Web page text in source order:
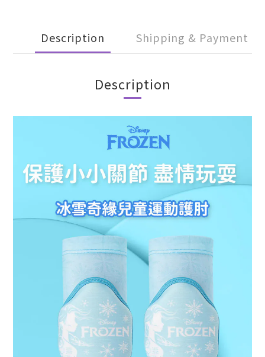
Description Shipping & Payment
Description